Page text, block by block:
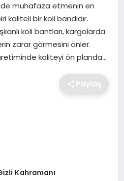
muhafaza etmenin en
kaliteli bir koli bandıdır.
koli bantları, kargolarda
zarar görmesini önler.
kaliteyi ön planda…
Paylaş
Kahramanı